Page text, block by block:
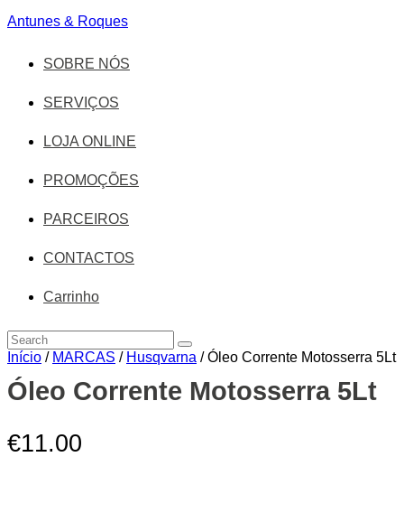
Antunes & Roques
SOBRE NÓS
SERVIÇOS
LOJA ONLINE
PROMOÇÕES
PARCEIROS
CONTACTOS
Carrinho
Início / MARCAS / Husqvarna / Óleo Corrente Motosserra 5Lt
Óleo Corrente Motosserra 5Lt
€11.00